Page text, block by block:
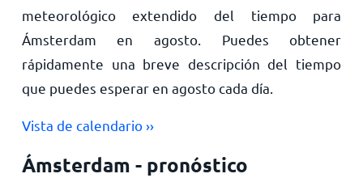
meteorológico extendido del tiempo para
Ámsterdam en agosto. Puedes obtener
rápidamente una breve descripción del tiempo
que puedes esperar en agosto cada día.
Vista de calendario ››
Ámsterdam - pronóstico